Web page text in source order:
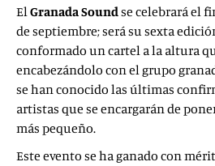
ElGranada Soundse celebrará el
de septiembre; será su sexta
conformado un cartel a la altura
encabezándolo con el grupo
se han conocido las últimas
artistas que se encargarán de
más pequeño.
Este evento se ha ganado con